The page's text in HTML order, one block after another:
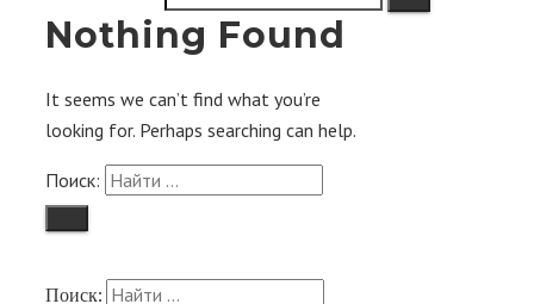
admin
Пластиковые окна
/
Nothing Found
It seems we can’t find what you’re
looking for. Perhaps searching can help.
Поиск:
Поиск: